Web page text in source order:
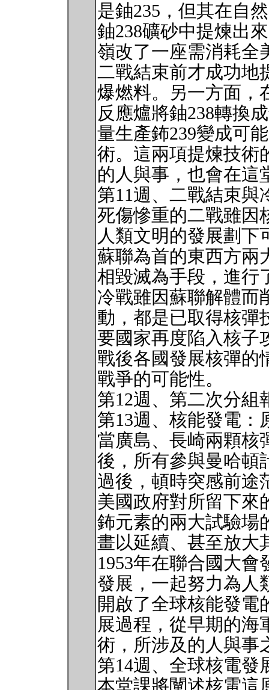
是鈾235，但其在自
鈾238礦砂中提煉出
嶺改了一座需消耗全
二戰結束前才成功地
爆燃料。另一方面，
反應爐將鈾238轉換
量生產鈽239變成可
術。這兩項提煉技術
的人與事，也會在這
第11週、二戰結束與
死傷慘重的二戰雖因
人類文明的發展劃下
蘇聯為首的東西方兩
相毀滅為手段，進行
冷戰雖因蘇聯解體而
動，都是已取得核彈
要國家再度陷入核子
戰後各國發展核彈的
戰爭的可能性。
第12週、第二次分組
第13週、核能發電：
當廣島、長崎兩顆核
後，所有參與曼哈頓
過後，頓時突感前途
美國政府對所留下來
鈽元素的兩大試驗場
畫以延續、甚至放大
1953年在聯合國大
發展，一起努力為人
開啟了全球核能發電
展過程，從早期的海
術，所涉及的人與事
第14週、全球核電發
本堂課將闡述核電這